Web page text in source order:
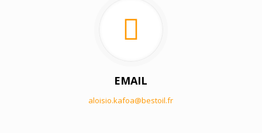
EMAIL
aloisio.kafoa@bestoil.fr